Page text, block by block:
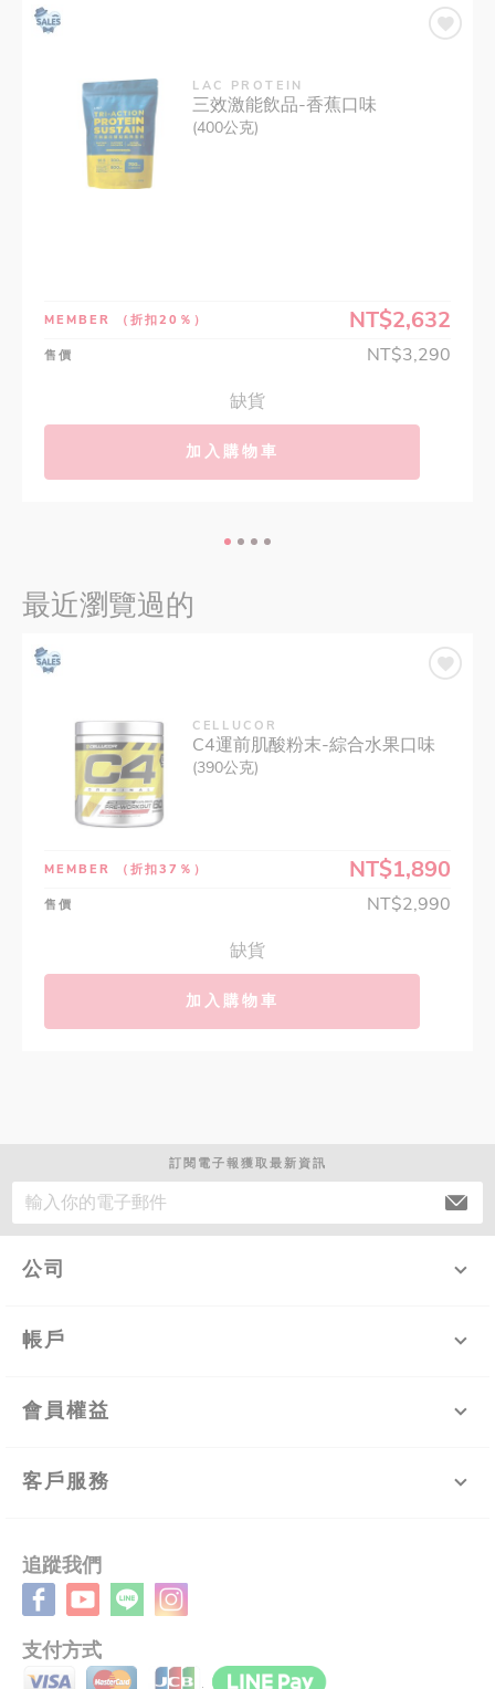
LAC PROTEIN
三效激能飲品-香蕉口味
(400公克)
MEMBER （折扣20％） NT$2,632
售價
NT$3,290
缺貨
加入購物車
最近瀏覽過的
CELLUCOR
C4運前肌酸粉末-綜合水果口味
(390公克)
MEMBER （折扣37％） NT$1,890
售價
NT$2,990
缺貨
加入購物車
訂閱電子報獲取最新資訊
公司
帳戶
會員權益
客戶服務
追蹤我們
支付方式